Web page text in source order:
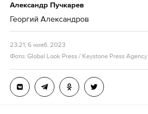
Александр Пучкарев
Георгий Александров
23:21, 6 нояб. 2023
Фото: Global Look Press / Keystone Press Agency